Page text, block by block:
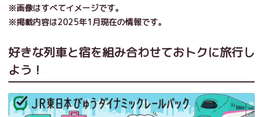
※画像はすべてイメージです。
※掲載内容は2025年1月現在の情報です。
好きな列車と宿を組み合わせておトクに旅行し
よう！